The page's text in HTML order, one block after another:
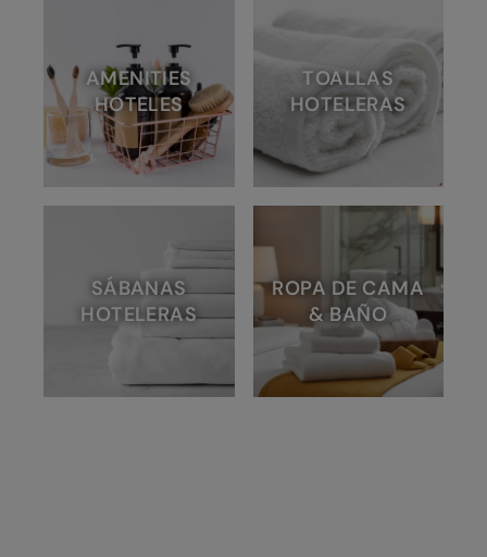
AMENITIES
HOTELES
TOALLAS
HOTELERAS
SÁBANAS
HOTELERAS
ROPA DE CAMA
& BAÑO